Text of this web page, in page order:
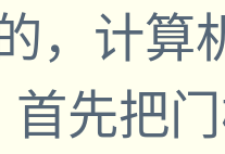
，计算
首先把